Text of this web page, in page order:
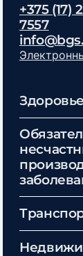
+375 (17)
7557
Здоровье